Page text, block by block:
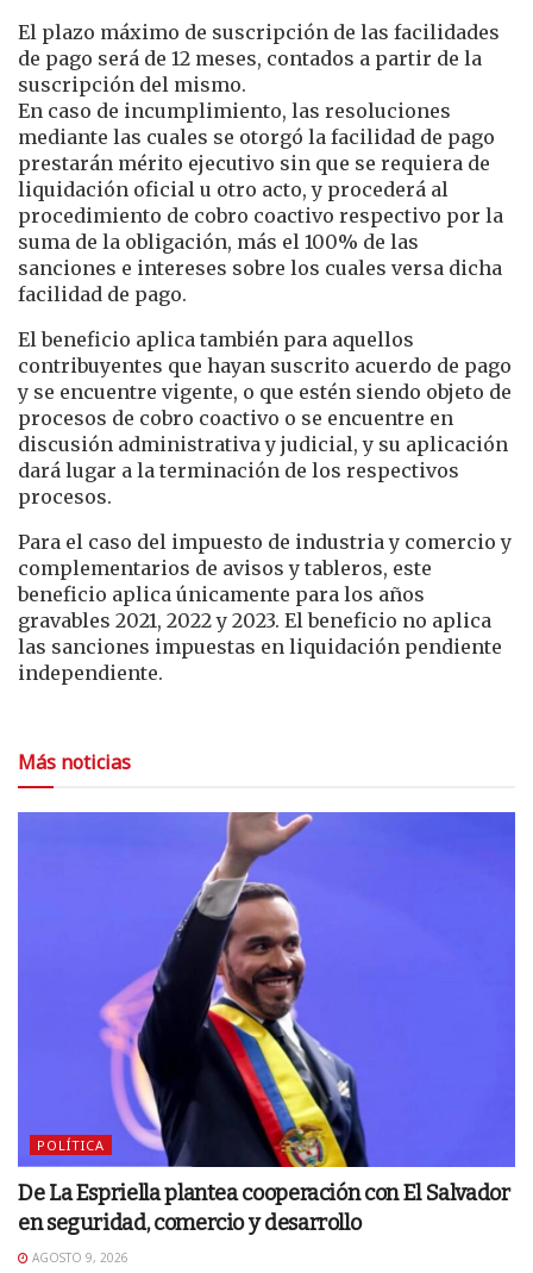
El plazo máximo de suscripción de las facilidades
de pago será de 12 meses, contados a partir de la
suscripción del mismo.
En caso de incumplimiento, las resoluciones
mediante las cuales se otorgó la facilidad de pago
prestarán mérito ejecutivo sin que se requiera de
liquidación oficial u otro acto, y procederá al
procedimiento de cobro coactivo respectivo por la
suma de la obligación, más el 100% de las
sanciones e intereses sobre los cuales versa dicha
facilidad de pago.
El beneficio aplica también para aquellos
contribuyentes que hayan suscrito acuerdo de pago
y se encuentre vigente, o que estén siendo objeto de
procesos de cobro coactivo o se encuentre en
discusión administrativa y judicial, y su aplicación
dará lugar a la terminación de los respectivos
procesos.
Para el caso del impuesto de industria y comercio y
complementarios de avisos y tableros, este
beneficio aplica únicamente para los años
gravables 2021, 2022 y 2023. El beneficio no aplica
las sanciones impuestas en liquidación pendiente
independiente.
Más noticias
POLÍTICA
De La Espriella plantea cooperación con El Salvador
en seguridad, comercio y desarrollo
AGOSTO 9, 2026